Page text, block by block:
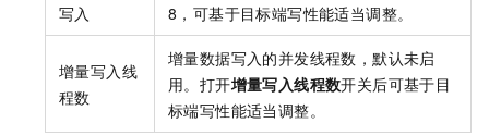
写入
8，可基于目标端写性能适当调整。
增量写入线
程数
增量数据写入的并发线程数，默认未启
用。打开增量写入线程数开关后可基于目
标端写性能适当调整。